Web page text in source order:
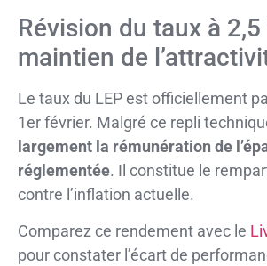
Révision du taux à 2,5
maintien de
Le taux du LEP est officiellement
1er février. Malgré ce repli
largement la rémunération de
réglementée. Il constitue le
contre l’inflation actuelle.
Comparez ce rendement avec le
pour constater l’écart de